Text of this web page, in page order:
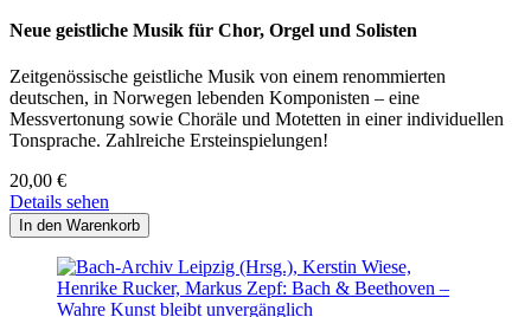
Neue geistliche Musik für Chor, Orgel und Solisten
Zeitgenössische geistliche Musik von einem renommierten
deutschen, in Norwegen lebenden Komponisten – eine
Messvertonung sowie Choräle und Motetten in einer individuellen
Tonsprache. Zahlreiche Ersteinspielungen!
20,00 €
Details sehen